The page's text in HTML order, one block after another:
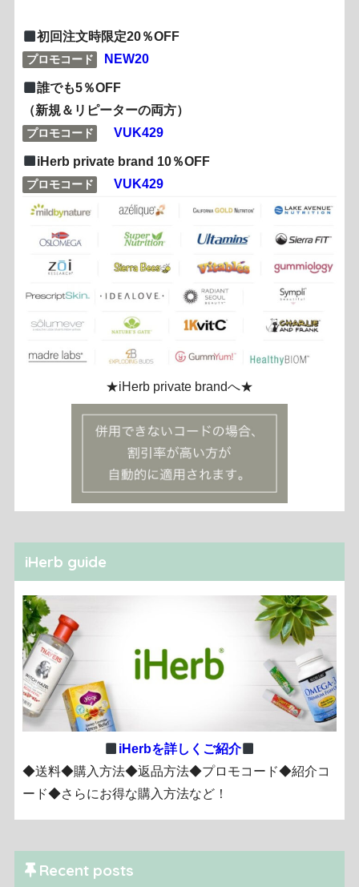
初回注文時限定20％OFF
プロモコード NEW20
誰でも5％OFF
（新規＆リピーターの両方）
プロモコード VUK429
iHerb private brand 10％OFF
プロモコード VUK429
★iHerb private brandへ★
iHerb guide
iHerbを詳しくご紹介
◆送料◆購入方法◆返品方法◆プロモコード◆紹介コ
ード◆さらにお得な購入方法など！
Recent posts